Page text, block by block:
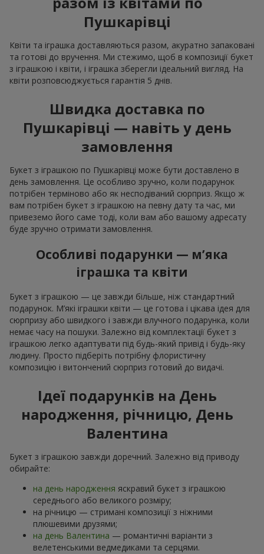
Пушкарівці
Квіти та іграшка доставляються разом, акуратно запаковані
та готові до вручення. Ми стежимо, щоб в композиції букет
з іграшкою і квіти, і іграшка зберегли ідеальний вигляд. На
квіти розповсюджується гарантія 5 днів.
Швидка доставка по
Пушкарівці — навіть у день
замовлення
Букет з іграшкою по Пушкарівці може бути доставлено в
день замовлення. Це особливо зручно, коли подарунок
потрібен терміново або як несподіваний сюрприз. Якщо ж
вам потрібен букет з іграшкою на певну дату та час, ми
привеземо його саме тоді, коли вам або вашому адресату
буде зручно отримати замовлення.
Особливі подарунки — м’яка
іграшка та квіти
Букет з іграшкою — це завжди більше, ніж стандартний
подарунок. М’які іграшки квіти — це готова і цікава ідея для
сюрпризу або швидкого і завжди влучного подарунка, коли
немає часу на пошуки. Залежно від комплектації букет з
іграшкою легко адаптувати під будь-який привід і будь-яку
людину. Просто підберіть потрібну флористичну
композицію і витончений сюрприз готовий до видачі.
Ідеї подарунків на День
народження, річницю, День
Валентина
Букет з іграшкою завжди доречний. Залежно від приводу
обирайте:
на день народження яскравий букет з іграшкою
середнього або великого розміру;
на річницю — стримані композиції з ніжними
плюшевими друзями;
на день Валентина — романтичні варіанти з
велетенськими ведмедиками та серцями.